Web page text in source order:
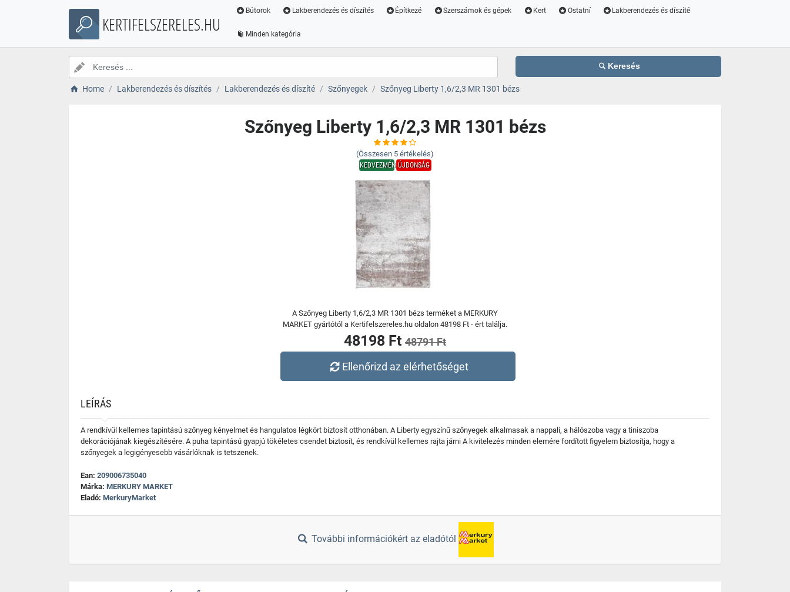
KERTIFELSZERELES.HU
Bútorok Lakberendezés és díszítés Építkezé Szerszámok és gépek Kert Ostatní Lakberendezés és díszíté
Minden kategória
Keresés
Home Lakberendezés és díszítés Lakberendezés és díszíté Szőnyegek Szőnyeg Liberty 1,6/2,3 MR 1301 bézs
Szőnyeg Liberty 1,6/2,3 MR 1301 bézs
(Összesen 5 értékelés)
KEDVEZMÉNYÚJDONSÁG
A Szőnyeg Liberty 1,6/2,3 MR 1301 bézs terméket a MERKURY
MARKET gyártótól a Kertifelszereles.hu oldalon 48198 Ft - ért találja.
48198 Ft 48791 Ft
Ellenőrizd az elérhetőséget
LEÍRÁS
A rendkívül kellemes tapintású szőnyeg kényelmet és hangulatos légkört biztosít otthonában. A Liberty egyszínű szőnyegek alkalmasak a nappali, a hálószoba vagy a tiniszoba
dekorációjának kiegészítésére. A puha tapintású gyapjú tökéletes csendet biztosít, és rendkívül kellemes rajta járni A kivitelezés minden elemére fordított figyelem biztosítja, hogy a
szőnyegek a legigényesebb vásárlóknak is tetszenek.
Ean: 209006735040
Márka: MERKURY MARKET
Eladó: MerkuryMarket
További információkért az eladótól